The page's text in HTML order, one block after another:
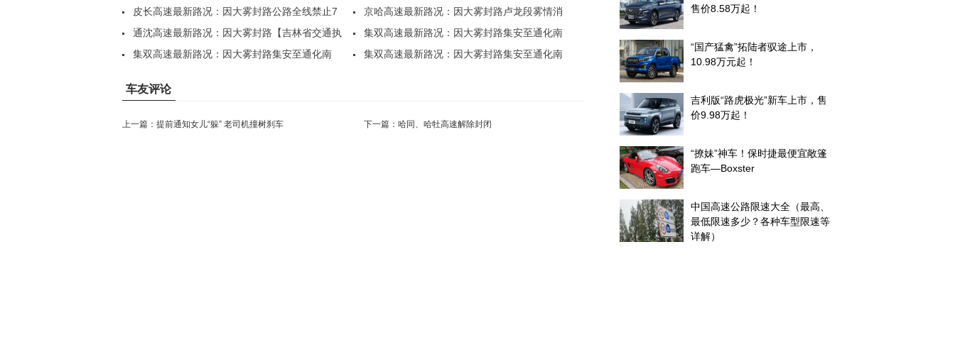
部..
各..
皮长高速最新路况：因大雾封路公路全线禁止7
座..
京哈高速最新路况：因大雾封路卢龙段雾情消
散，..
通沈高速最新路况：因大雾封路【吉林省交通执
法..
集双高速最新路况：因大雾封路集安至通化南
站，..
集双高速最新路况：因大雾封路集安至通化南
集双高速最新路况：因大雾封路集安至通化南
车友评论
上一篇： 提前通知女儿“躲” 老司机撞树刹车 下一篇： 哈同、哈牡高速解除封闭
售价8.58万起！
“国产猛禽”拓陆者驭途上市，
10.98万元起！
吉利版“路虎极光”新车上市，售
价9.98万起！
“撩妹”神车！保时捷最便宜敞篷
跑车—Boxster
中国高速公路限速大全（最高、
最低限速多少？各种车型限速等
详解）